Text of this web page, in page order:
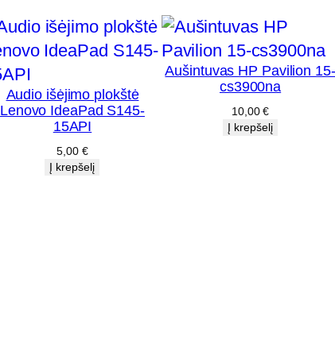
T
i
k
Audio išėjimo plokštė
Lenovo IdeaPad S145-
15API
5,00 €
Į krepšelį
Aušintuvas HP Pavilion 15-
cs3900na
10,00€
Į krepšelį